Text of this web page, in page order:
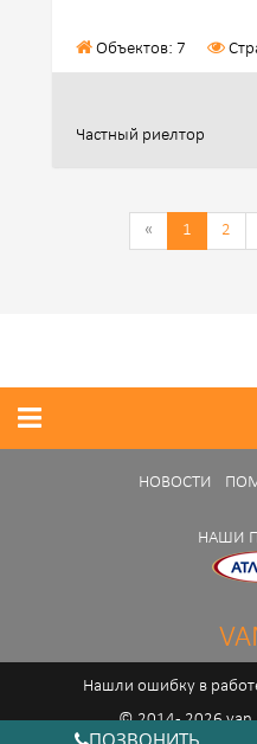
ПОЗВОНИТЬ
Объектов: 7
Частный риелтор
« 1 2
НОВОСТИ
НАШИ
Нашли ошибку в
© 2014 - 2026